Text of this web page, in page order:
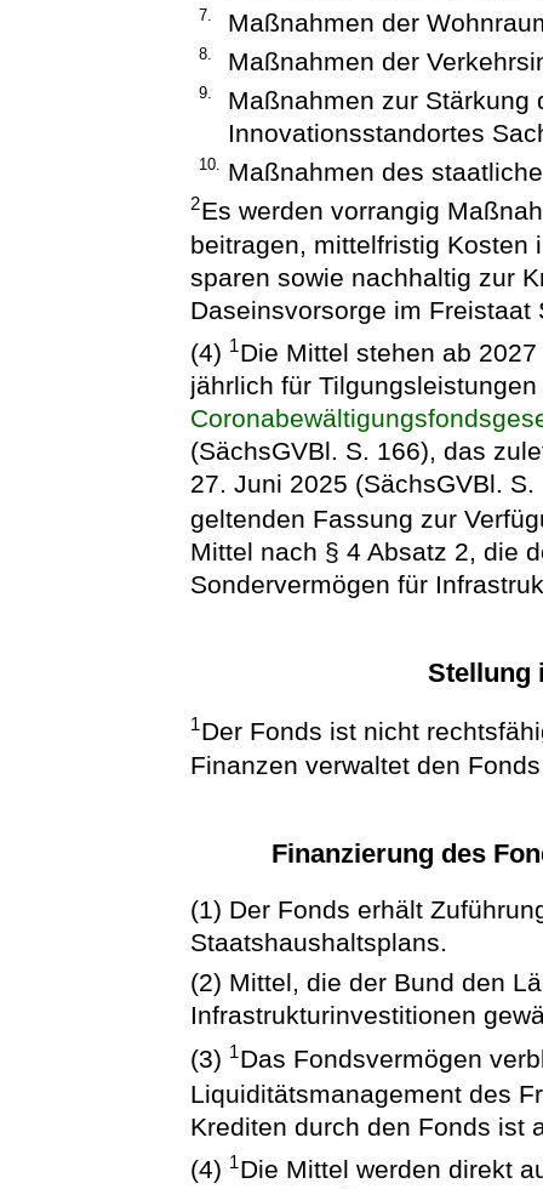
7. Maßnahmen der
8. Maßnahmen der
9.
Maßnahmen zur Stärkung
Innovationsstandortes
10. Maßnahmen des
2Es werden vorrangig
beitragen, mittelfristig Kosten
sparen sowie nachhaltig zur
Daseinsvorsorge im Freistaat
(4) 1Die Mittel stehen ab
jährlich für
(SächsGVBl. S. 166), das
27. Juni 2025 (SächsGVBl.
geltenden Fassung zur
Mittel nach § 4 Absatz 2, die
Sondervermögen für
Stellung
1Der Fonds ist nicht
Finanzen verwaltet den
Finanzierung des
(1) Der Fonds erhält
Staatshaushaltsplans.
(2) Mittel, die der Bund den
Infrastrukturinvestitionen
(3) 1Das Fondsvermögen
Liquiditätsmanagement des
Krediten durch den Fonds ist
(4) 1Die Mittel werden direkt